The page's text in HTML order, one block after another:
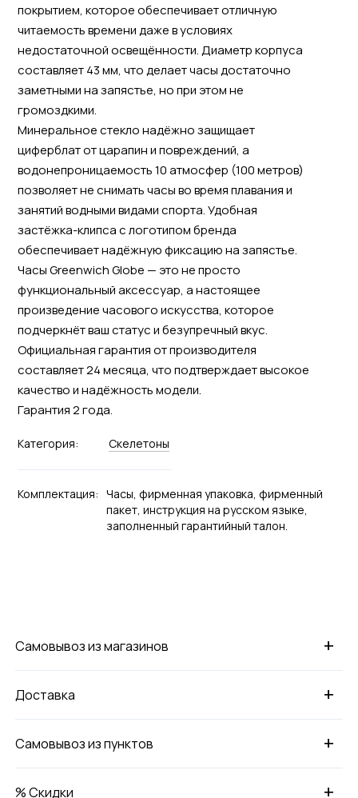
покрытием, которое обеспечивает отличную
читаемость времени даже в условиях
недостаточной освещённости. Диаметр корпуса
составляет 43 мм, что делает часы достаточно
заметными на запястье, но при этом не
громоздкими.
Минеральное стекло надёжно защищает
циферблат от царапин и повреждений, а
водонепроницаемость 10 атмосфер (100 метров)
позволяет не снимать часы во время плавания и
занятий водными видами спорта. Удобная
застёжка-клипса с логотипом бренда
обеспечивает надёжную фиксацию на запястье.
Часы Greenwich Globe — это не просто
функциональный аксессуар, а настоящее
произведение часового искусства, которое
подчеркнёт ваш статус и безупречный вкус.
Официальная гарантия от производителя
составляет 24 месяца, что подтверждает высокое
качество и надёжность модели.
Гарантия 2 года.
Категория: Скелетоны
Комплектация: Часы, фирменная упаковка, фирменный
пакет, инструкция на русском языке,
заполненный гарантийный талон.
+
Самовывоз из магазинов
+
Доставка
+
Самовывоз из пунктов
+
% Скидки